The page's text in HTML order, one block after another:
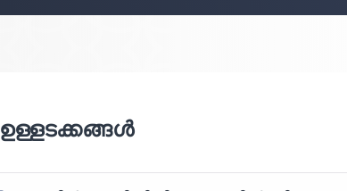
ഉള്ളടക്കങ്ങൾ